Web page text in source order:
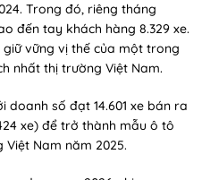
Trong đó, riêng tháng
đến tay khách hàng 8.329 xe.
vững vị thế của một trong
nhất thị trường Việt Nam.
doanh số đạt 14.601 xe bán ra
xe) để trở thành mẫu ô tô
Nam năm 2025.